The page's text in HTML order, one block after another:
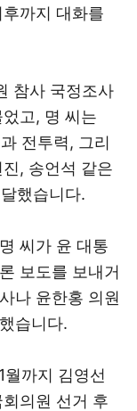
까지 대화를
참사 국정조사
고, 명 씨는
전투력, 그리
, 송언석 같은
했습니다.
씨가 윤 대통
보도를 보내거
나 윤한홍 의원
습니다.
까지 김영선
의원 선거 후